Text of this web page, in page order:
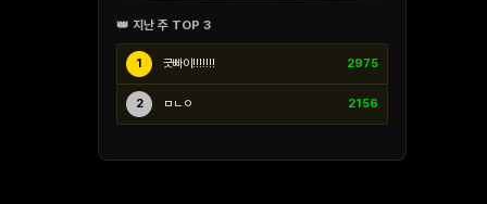
👑 지난 주 TOP 3
1 긋빠이!!!!!!! 2975
2 ㅁㄴㅇ 2156